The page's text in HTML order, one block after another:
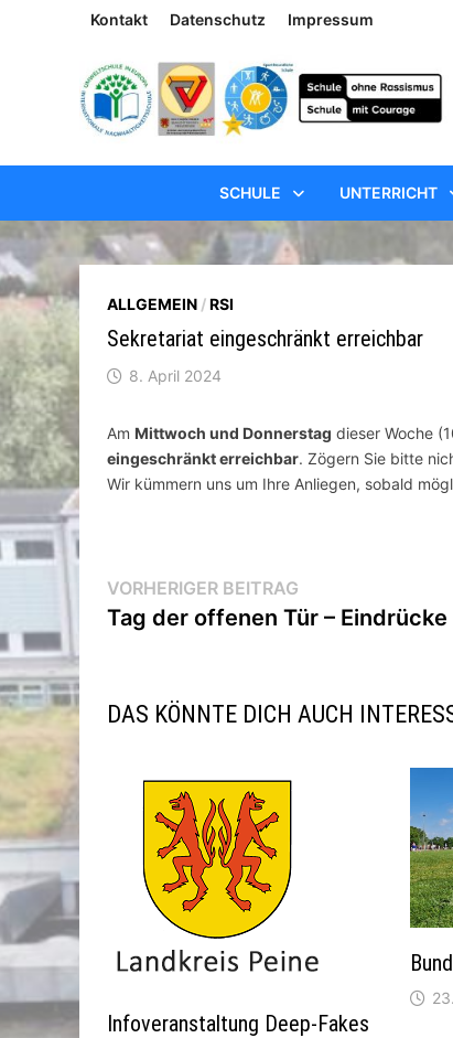
Kontakt Datenschutz Impressum
SCHULE UNTERRICHT
ALLGEMEIN /RSI
Sekretariat eingeschränkt erreichbar
8. April 2024
Am Mittwoch und Donnerstag dieser Woche
eingeschränkt erreichbar. Zögern Sie bitte
Wir kümmern uns um Ihre Anliegen, sobald
Beitragsnavigation
VORHERIGER BEITRAG
Beitrag:
Tag der offenen Tür – Eindrücke
DAS KÖNNTE DICH AUCH
Infoveranstaltung Deep-Fakes